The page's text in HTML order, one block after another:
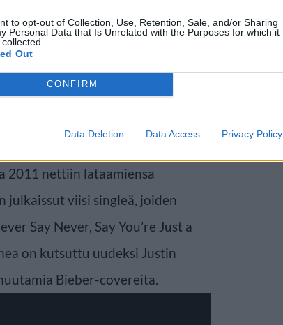
to opt-out of Collection, Use, Retention, Sale, and/or Sharing
Personal Data that Is Unrelated with the Purposes for which it
Out
CONFIRM
Data Deletion Data Access Privacy Policy
sillä 17-vuotias
2011 nettiin lataamiensa
julkaissut viisi singleä, joiden
Say Never, Say You’re Just a
on kutsuttu uudeksi Justin
Bieber-covereita.